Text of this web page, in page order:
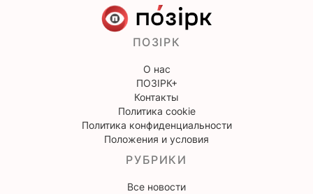
ПОЗІРК
О нас
ПОЗІРК+
Контакты
Политика cookie
Политика конфиденциальности
Положения и условия
РУБРИКИ
Все новости